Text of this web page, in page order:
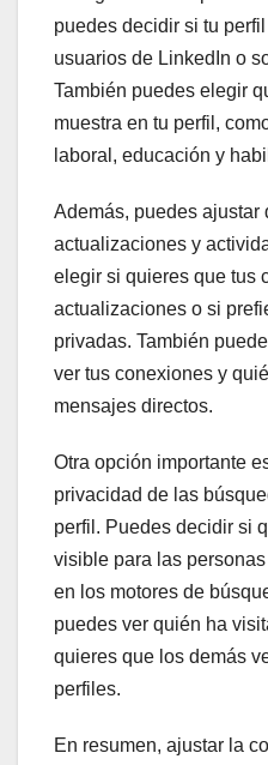
puedes decidir si tu
usuarios de LinkedIn o
También puedes elegir
muestra en tu perfil,
laboral, educación y
Además, puedes ajustar
actualizaciones y
elegir si quieres que tus
actualizaciones o si
privadas. También
ver tus conexiones y
mensajes directos.
Otra opción importante
privacidad de las
perfil. Puedes decidir si
visible para las
en los motores de
puedes ver quién ha
quieres que los demás
perfiles.
En resumen, ajustar la